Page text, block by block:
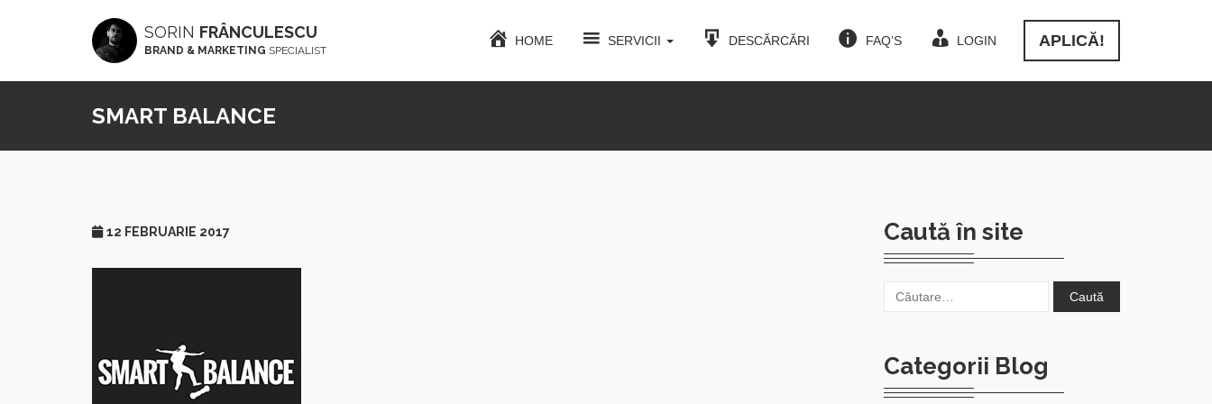
SORIN FRÂNCULESCU
BRAND & MARKETING SPECIALIST
APLICĂ!
HOME SERVICII DESCĂRCĂRI FAQ’S LOGIN
SMART BALANCE
12 FEBRUARIE 2017 Caută în site
Caută
Categorii Blog